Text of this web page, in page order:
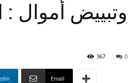
وتبييض أموال
0
367
Email